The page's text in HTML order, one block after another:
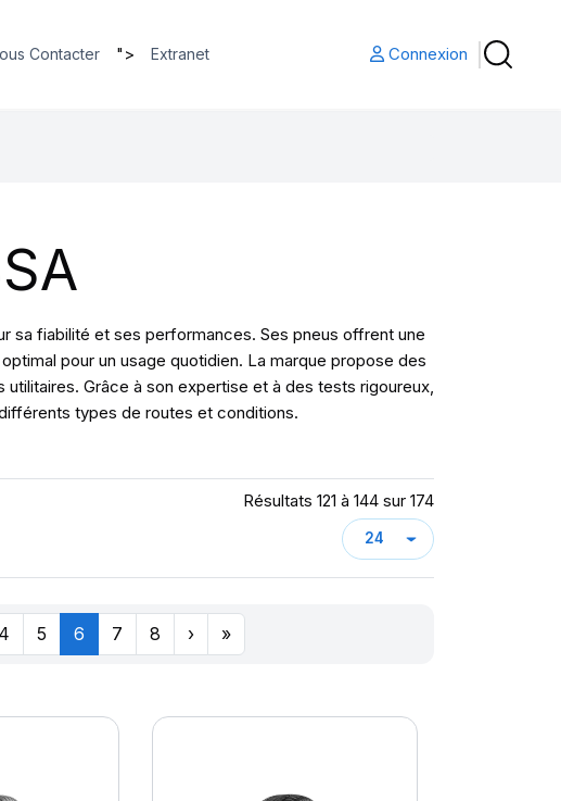
Contacter "> Extranet Connexion
sa fiabilité et ses performances. Ses pneus offrent une
pour un usage quotidien. La marque propose des
Grâce à son expertise et à des tests rigoureux,
types de routes et conditions.
Résultats 121 à 144 sur 174
4 5 6 7 8 › »